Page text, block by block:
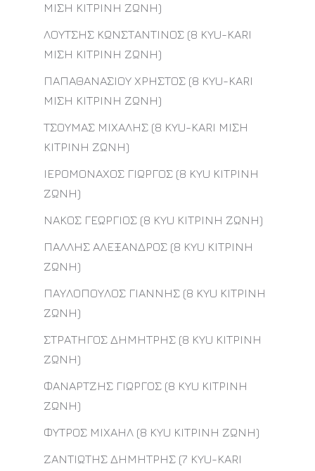
ΜΙΣΗ ΚΙΤΡΙΝΗ ΖΩΝΗ)
ΛΟΥΤΣΗΣ ΚΩΝΣΤΑΝΤΙΝΟΣ (8 KYU-KARI
ΜΙΣΗ ΚΙΤΡΙΝΗ ΖΩΝΗ)
ΠΑΠΑΘΑΝΑΣΙΟΥ ΧΡΗΣΤΟΣ (8 KYU-KARI
ΜΙΣΗ ΚΙΤΡΙΝΗ ΖΩΝΗ)
ΤΣΟΥΜΑΣ ΜΙΧΑΛΗΣ (8 KYU-KARI ΜΙΣΗ
ΚΙΤΡΙΝΗ ΖΩΝΗ)
ΙΕΡΟΜΟΝΑΧΟΣ ΓΙΩΡΓΟΣ (8 KYU ΚΙΤΡΙΝΗ
ΖΩΝΗ)
ΝΑΚΟΣ ΓΕΩΡΓΙΟΣ (8 KYU ΚΙΤΡΙΝΗ ΖΩΝΗ)
ΠΑΛΛΗΣ ΑΛΕΞΑΝΔΡΟΣ (8 KYU ΚΙΤΡΙΝΗ
ΖΩΝΗ)
ΠΑΥΛΟΠΟΥΛΟΣ ΓΙΑΝΝΗΣ (8 KYU ΚΙΤΡΙΝΗ
ΖΩΝΗ)
ΣΤΡΑΤΗΓΟΣ ΔΗΜΗΤΡΗΣ (8 KYU ΚΙΤΡΙΝΗ
ΖΩΝΗ)
ΦΑΝΑΡΤΖΗΣ ΓΙΩΡΓΟΣ (8 KYU ΚΙΤΡΙΝΗ
ΖΩΝΗ)
ΦΥΤΡΟΣ ΜΙΧΑΗΛ (8 KYU ΚΙΤΡΙΝΗ ΖΩΝΗ)
ΖΑΝΤΙΩΤΗΣ ΔΗΜΗΤΡΗΣ (7 KYU-KARI